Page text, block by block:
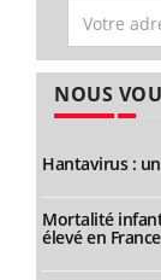
NOUS
Hantavirus :
Mortalité
élevé en France